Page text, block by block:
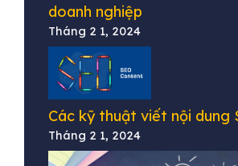
doanh nghiệp
Tháng 2 1, 2024
Các kỹ thuật viết nội dung
Tháng 2 1, 2024